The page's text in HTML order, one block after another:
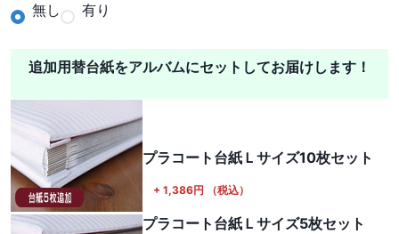
無し
有り
追加用替台紙をアルバムにセットしてお届けします！
プラコート台紙Ｌサイズ10枚セット
+1,386円 （税込）
プラコート台紙Ｌサイズ5枚セット